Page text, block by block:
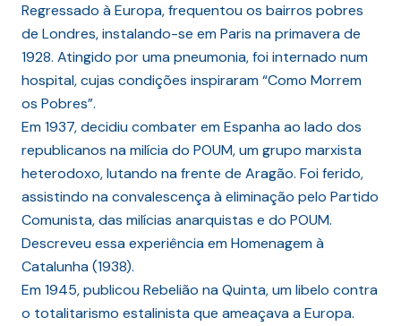
Regressado à Europa, frequentou os bairros pobres
de Londres, instalando-se em Paris na primavera de
1928. Atingido por uma pneumonia, foi internado num
hospital, cujas condições inspiraram “Como Morrem
os Pobres”.
Em 1937, decidiu combater em Espanha ao lado dos
republicanos na milícia do POUM, um grupo marxista
heterodoxo, lutando na frente de Aragão. Foi ferido,
assistindo na convalescença à eliminação pelo Partido
Comunista, das milícias anarquistas e do POUM.
Descreveu essa experiência em Homenagem à
Catalunha (1938).
Em 1945, publicou Rebelião na Quinta, um libelo contra
o totalitarismo estalinista que ameaçava a Europa.